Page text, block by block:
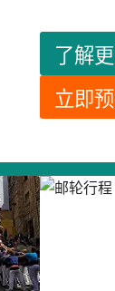
了解
立即